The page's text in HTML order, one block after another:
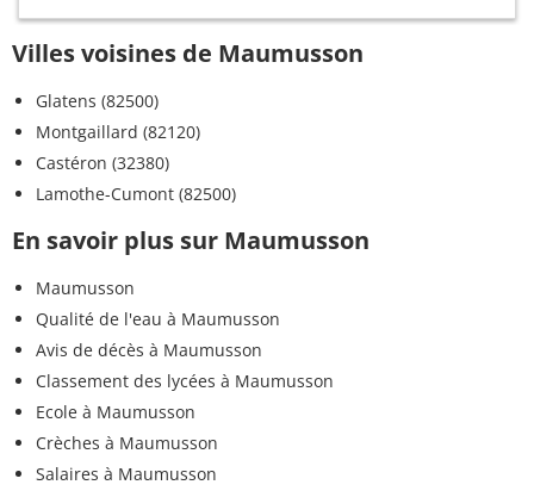
Villes voisines de Maumusson
Glatens (82500)
Montgaillard (82120)
Castéron (32380)
Lamothe-Cumont (82500)
En savoir plus sur Maumusson
Maumusson
Qualité de l'eau à Maumusson
Avis de décès à Maumusson
Classement des lycées à Maumusson
Ecole à Maumusson
Crèches à Maumusson
Salaires à Maumusson